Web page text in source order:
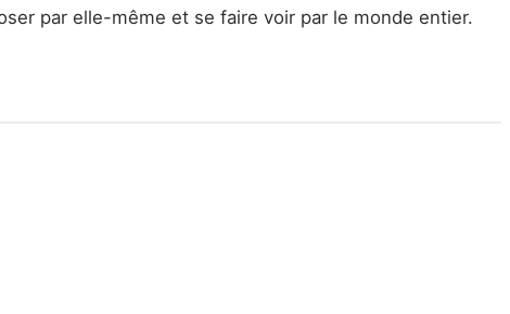
par elle-même et se faire voir par le monde entier.